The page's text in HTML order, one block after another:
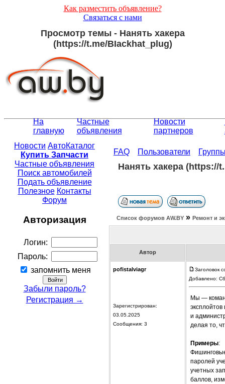
Как разместить объявление?
Связаться с нами
Просмотр темы - Нанять хакера
(https://t.me/BIackhat_plug)
На
главную
Частные
объявления
Новости
партнеров
Новости АвтоКаталог
Купить Запчасти
Частные объявления
Поиск автомобилей
Подать объявление
Полезное Контакты
Форум
Авторизация
Логин:
Пароль:
запомнить меня
Забыли пароль?
Регистрация →
FAQ Пользователи
Нанять хакера (https://
Список форумов АW.BY » Ремонт и
Автор
pofistalviagr
Зарегистрирован:
03.05.2025
Сообщения: 3
Заголовок
Добавлено:
Мы —
и
делая то,
Примеры:
паролей
учетных
баллов,